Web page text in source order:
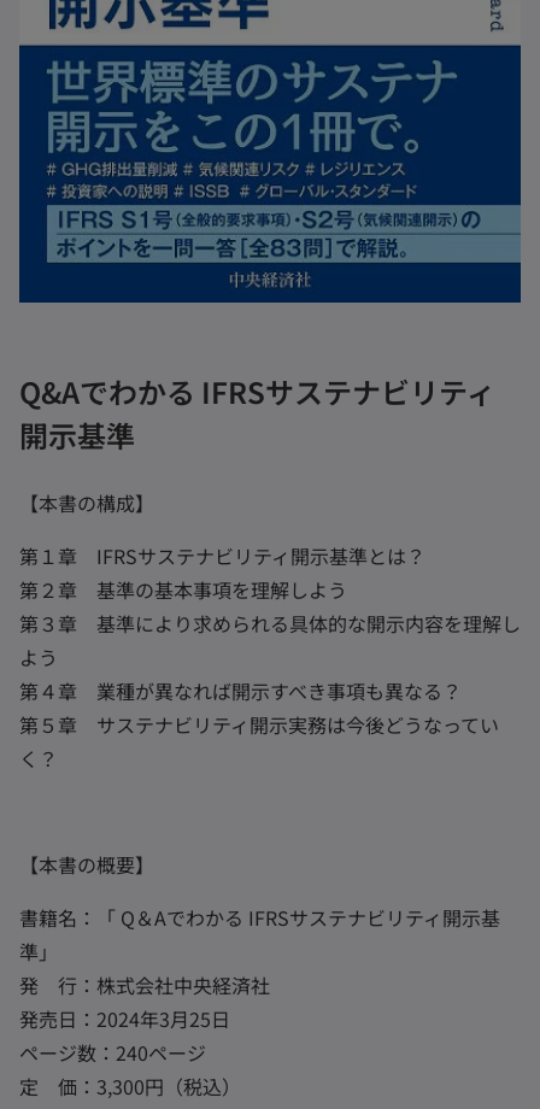
Q&Aでわかる IFRSサステナビリティ
開示基準
【本書の構成】
第１章 IFRSサステナビリティ開示基準とは？
第２章 基準の基本事項を理解しよう
第３章 基準により求められる具体的な開示内容を理解し
よう
第４章 業種が異なれば開示すべき事項も異なる？
第５章 サステナビリティ開示実務は今後どうなってい
く？
【本書の概要】
書籍名：「 Q＆Aでわかる IFRSサステナビリティ開示基
準」
発 行：株式会社中央経済社
発売日：2024年3月25日
ページ数：240ページ
定 価：3,300円（税込）